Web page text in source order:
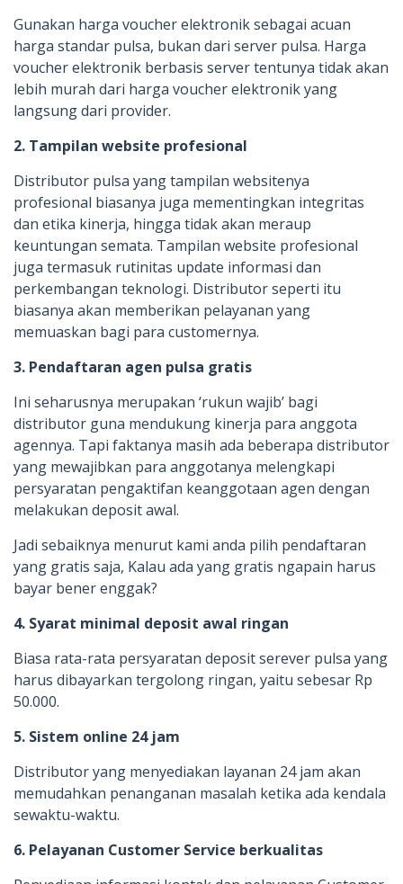
Gunakan harga voucher elektronik sebagai acuan
harga standar pulsa, bukan dari server pulsa. Harga
voucher elektronik berbasis server tentunya tidak akan
lebih murah dari harga voucher elektronik yang
langsung dari provider.
2. Tampilan website profesional
Distributor pulsa yang tampilan websitenya
profesional biasanya juga mementingkan integritas
dan etika kinerja, hingga tidak akan meraup
keuntungan semata. Tampilan website profesional
juga termasuk rutinitas update informasi dan
perkembangan teknologi. Distributor seperti itu
biasanya akan memberikan pelayanan yang
memuaskan bagi para customernya.
3. Pendaftaran agen pulsa gratis
Ini seharusnya merupakan ‘rukun wajib’ bagi
distributor guna mendukung kinerja para anggota
agennya. Tapi faktanya masih ada beberapa distributor
yang mewajibkan para anggotanya melengkapi
persyaratan pengaktifan keanggotaan agen dengan
melakukan deposit awal.
Jadi sebaiknya menurut kami anda pilih pendaftaran
yang gratis saja, Kalau ada yang gratis ngapain harus
bayar bener enggak?
4. Syarat minimal deposit awal ringan
Biasa rata-rata persyaratan deposit serever pulsa yang
harus dibayarkan tergolong ringan, yaitu sebesar Rp
50.000.
5. Sistem online 24 jam
Distributor yang menyediakan layanan 24 jam akan
memudahkan penanganan masalah ketika ada kendala
sewaktu-waktu.
6. Pelayanan Customer Service berkualitas